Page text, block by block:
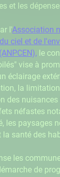
et les
l'Association
ciel et de
le
vise à
éclairage
la
des
néfastes
les paysages
la santé des
les
de